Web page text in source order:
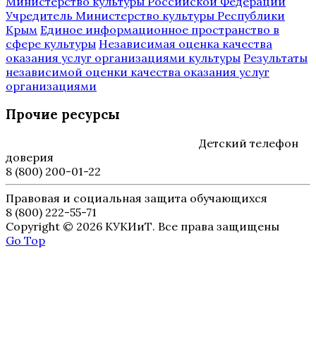
Учредитель Министерство культуры Республики
Крым Единое информационное пространство в
сфере культуры Независимая оценка качества
оказания услуг организациями культуры Результаты
независимой оценки качества оказания услуг
организациями
Прочие ресурсы
Детский телефон
доверия
8 (800) 200-01-22
Правовая и социальная защита обучающихся
8 (800) 222-55-71
Copyright © 2026 КУКИиТ. Все права защищены
Go Top